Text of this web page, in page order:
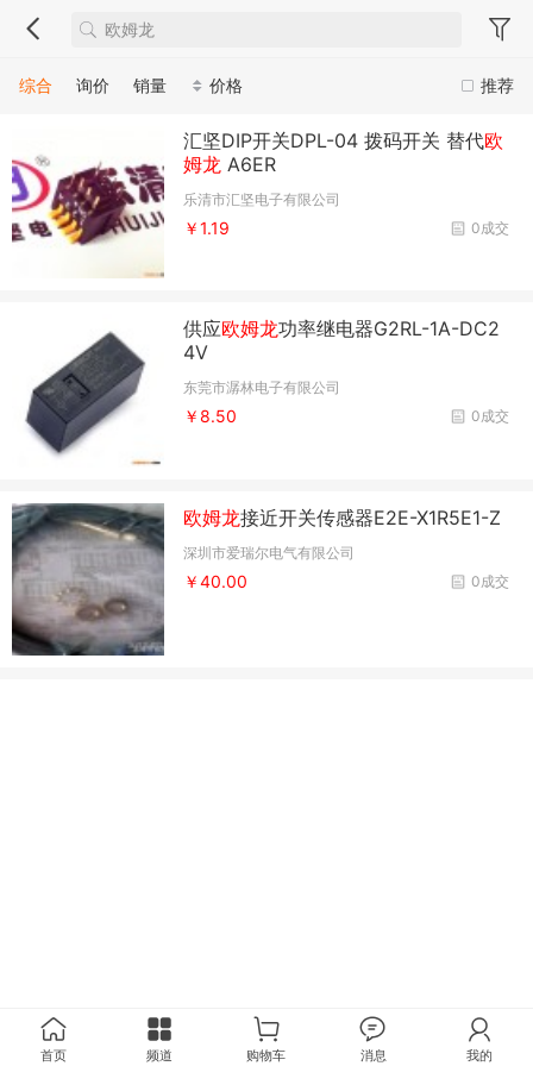
推荐
综合 询价 销量 价格
汇坚DIP开关DPL-04 拨码开关 替代欧
姆龙 A6ER
乐清市汇坚电子有限公司
0成交
￥1.19
供应欧姆龙功率继电器G2RL-1A-DC2
4V
东莞市潺林电子有限公司
0成交
￥8.50
欧姆龙接近开关传感器E2E-X1R5E1-Z
深圳市爱瑞尔电气有限公司
0成交
￥40.00
首页 频道 购物车 消息 我的